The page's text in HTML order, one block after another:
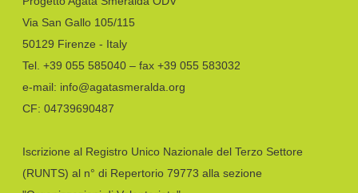
Via San Gallo 105/115
50129 Firenze - Italy
Tel. +39 055 585040 – fax +39 055 583032
e-mail: info@agatasmeralda.org
CF: 04739690487
Iscrizione al Registro Unico Nazionale del Terzo Settore
(RUNTS) al n° di Repertorio 79773 alla sezione